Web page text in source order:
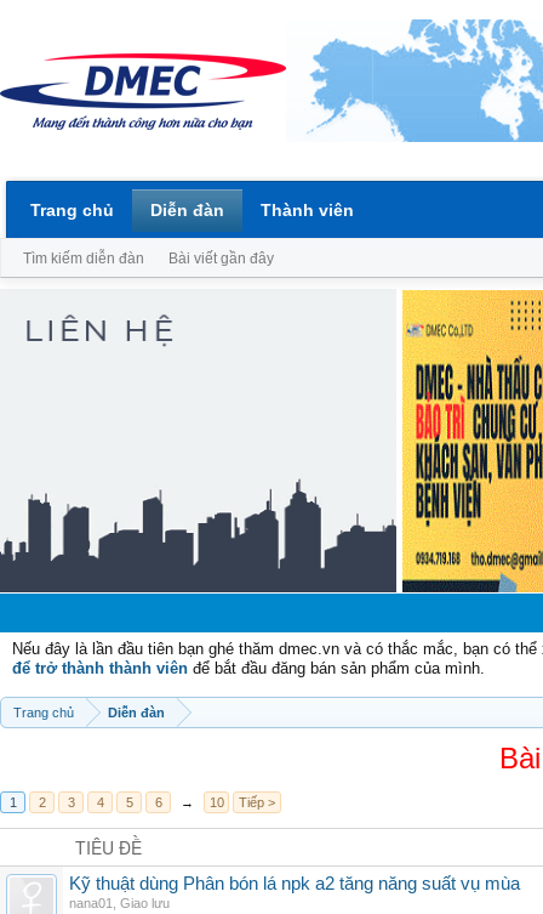
Nếu đây là lần đầu tiên bạn ghé thăm dmec.vn và có thắc mắc, bạn có
để trở thành thành viên để bắt đầu đăng bán sản phẩm của mình.
Trang chủ Diễn đàn
1 2 3 4 5 6 → 10 Tiếp >
TIÊU ĐỀ
Kỹ thuật dùng Phân bón lá npk a2 tăng năng suất vụ mùa
nana01
Giao lưu
Trang chủ Diễn đàn
Tìm kiếm diễn đàn Bài viết gần đây
Thành viên